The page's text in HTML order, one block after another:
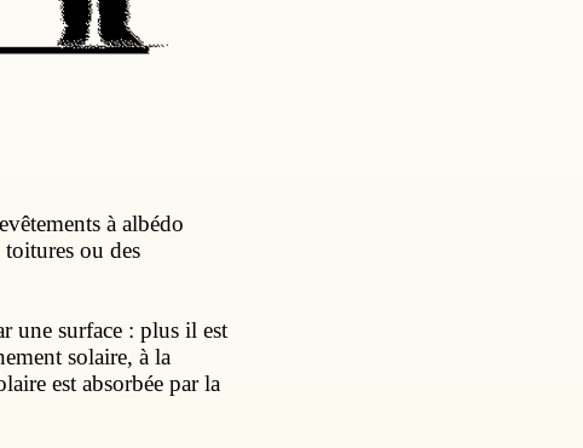
à albédo
ou des
une surface : plus il est
solaire, à la
est absorbée par la